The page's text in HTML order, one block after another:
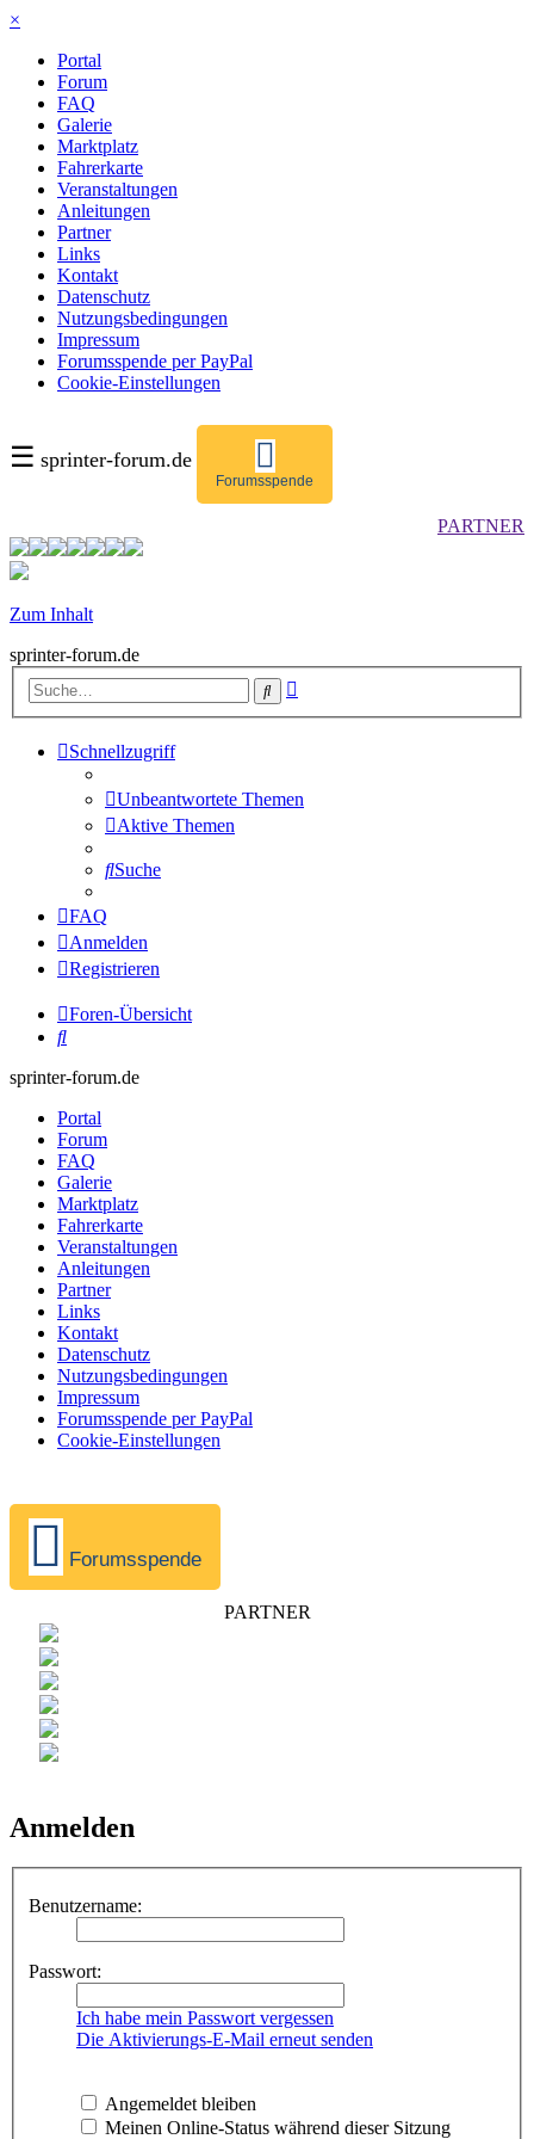
×
Portal
Forum
FAQ
Galerie
Marktplatz
Fahrerkarte
Veranstaltungen
Anleitungen
Partner
Links
Kontakt
Datenschutz
Nutzungsbedingungen
Impressum
Forumsspende per PayPal
Cookie-Einstellungen
☰ sprinter-forum.de
Forumsspende
PARTNER
Zum Inhalt
sprinter-forum.de
Suche
Schnellzugriff
Unbeantwortete Themen
Aktive Themen
Suche
FAQ
Anmelden
Registrieren
Foren-Übersicht
Suche
sprinter-forum.de
Portal
Forum
FAQ
Galerie
Marktplatz
Fahrerkarte
Veranstaltungen
Anleitungen
Partner
Links
Kontakt
Datenschutz
Nutzungsbedingungen
Impressum
Forumsspende per PayPal
Cookie-Einstellungen
Forumsspende
PARTNER
Anmelden
Benutzername:
Passwort:
Ich habe mein Passwort vergessen
Die Aktivierungs-E-Mail erneut senden
Angemeldet bleiben
Meinen Online-Status während dieser Sitzung